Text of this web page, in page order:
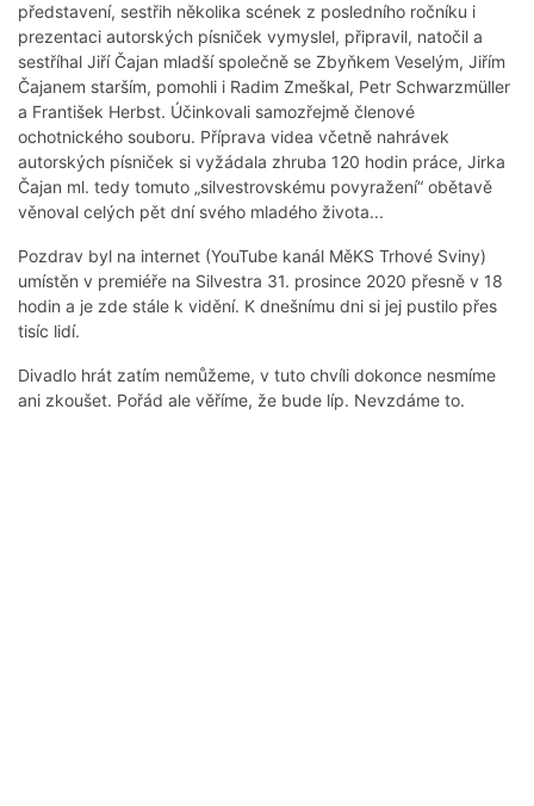
představení, sestřih několika scének z posledního ročníku i
prezentaci autorských písniček vymyslel, připravil, natočil a
sestříhal Jiří Čajan mladší společně se Zbyňkem Veselým, Jiřím
Čajanem starším, pomohli i Radim Zmeškal, Petr Schwarzmüller
a František Herbst. Účinkovali samozřejmě členové
ochotnického souboru. Příprava videa včetně nahrávek
autorských písniček si vyžádala zhruba 120 hodin práce, Jirka
Čajan ml. tedy tomuto „silvestrovskému povyražení“ obětavě
věnoval celých pět dní svého mladého života...
Pozdrav byl na internet (YouTube kanál MěKS Trhové Sviny)
umístěn v premiéře na Silvestra 31. prosince 2020 přesně v 18
hodin a je zde stále k vidění. K dnešnímu dni si jej pustilo přes
tisíc lidí.
Divadlo hrát zatím nemůžeme, v tuto chvíli dokonce nesmíme
ani zkoušet. Pořád ale věříme, že bude líp. Nevzdáme to.